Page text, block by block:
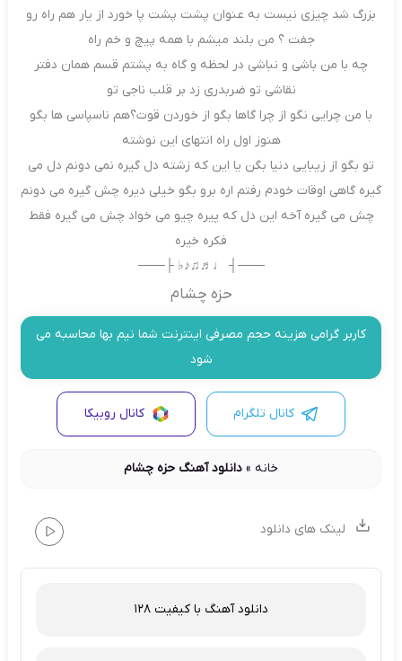
بزرگ شد چیزی نیست به عنوان پشت پشت پا خورد از یار هم راه رو
جفت ؟ من بلند میشم با همه پیچ و خم راه
چه با من باشی و نباشی در لحظه و گاه به پشتم قسم همان دفتر
نقاشی تو ضربدری زد بر قلب ناجی تو
با من چرایی نگو از چرا گاها بگو از خوردن قوت؟هم ناسپاسی ها بگو
هنوز اول راه انتهای این نوشته
تو بگو از زیبایی دنیا بگن یا این که زشته دل گیره نمی دونم دل می
گیره گاهی اوقات خودم رفتم اره برو بگو خیلی دیره چش گیره می دونم
چش می گیره آخه این دل که پیره چیو می خواد چش می گیره فقط
فکره خیره
───┤ ♩♬♫♪♭ ├───
حزه چشام
کاربر گرامی هزینه حجم مصرفی اینترنت شما نیم بها محاسبه می
شود
کانال تلگرام کانال روبیکا
خانه» دانلود آهنگ حزه چشام
لینک های دانلود
دانلود آهنگ با کیفیت 128